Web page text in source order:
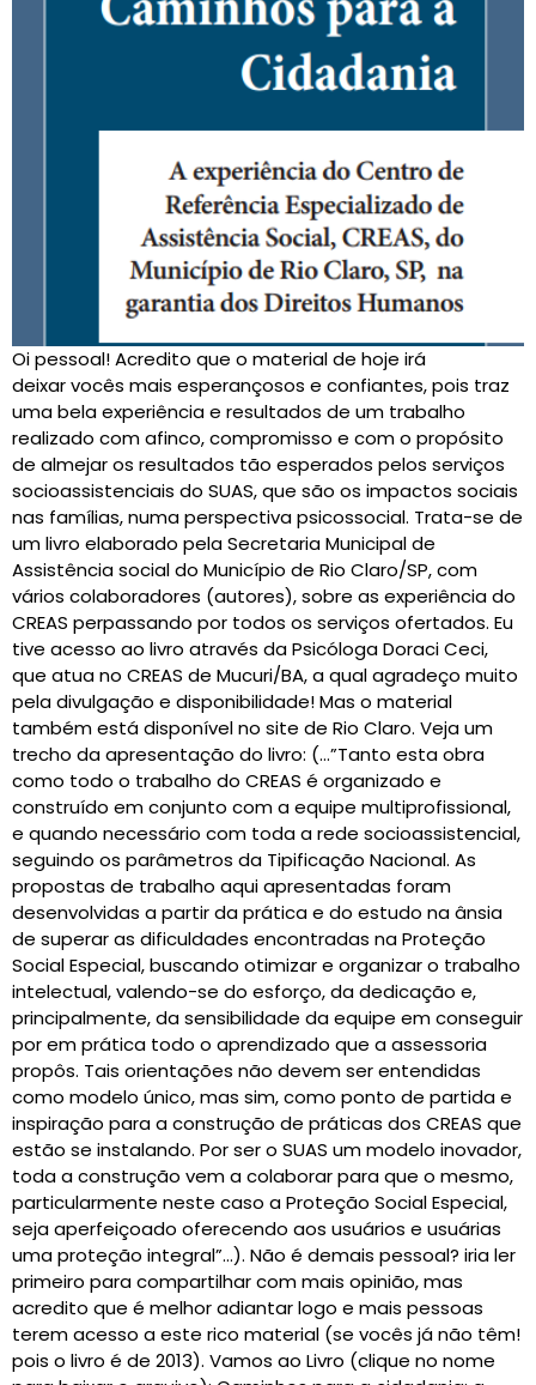
Oi pessoal! Acredito que o material de hoje irá
deixar vocês mais esperançosos e confiantes, pois traz
uma bela experiência e resultados de um trabalho
realizado com afinco, compromisso e com o propósito
de almejar os resultados tão esperados pelos serviços
socioassistenciais do SUAS, que são os impactos sociais
nas famílias, numa perspectiva psicossocial. Trata-se de
um livro elaborado pela Secretaria Municipal de
Assistência social do Município de Rio Claro/SP, com
vários colaboradores (autores), sobre as experiência do
CREAS perpassando por todos os serviços ofertados. Eu
tive acesso ao livro através da Psicóloga Doraci Ceci,
que atua no CREAS de Mucuri/BA, a qual agradeço muito
pela divulgação e disponibilidade! Mas o material
também está disponível no site de Rio Claro. Veja um
trecho da apresentação do livro: (…”Tanto esta obra
como todo o trabalho do CREAS é organizado e
construído em conjunto com a equipe multiprofissional,
e quando necessário com toda a rede socioassistencial,
seguindo os parâmetros da Tipificação Nacional. As
propostas de trabalho aqui apresentadas foram
desenvolvidas a partir da prática e do estudo na ânsia
de superar as dificuldades encontradas na Proteção
Social Especial, buscando otimizar e organizar o trabalho
intelectual, valendo-se do esforço, da dedicação e,
principalmente, da sensibilidade da equipe em conseguir
por em prática todo o aprendizado que a assessoria
propôs. Tais orientações não devem ser entendidas
como modelo único, mas sim, como ponto de partida e
inspiração para a construção de práticas dos CREAS que
estão se instalando. Por ser o SUAS um modelo inovador,
toda a construção vem a colaborar para que o mesmo,
particularmente neste caso a Proteção Social Especial,
seja aperfeiçoado oferecendo aos usuários e usuárias
uma proteção integral”…). Não é demais pessoal? iria ler
primeiro para compartilhar com mais opinião, mas
acredito que é melhor adiantar logo e mais pessoas
terem acesso a este rico material (se vocês já não têm!
pois o livro é de 2013). Vamos ao Livro (clique no nome